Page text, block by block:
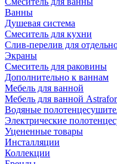
Ванны
Душевая система
Смеситель для кухни
Слив-перелив для
Экраны
Смеситель для раковины
Дополнительно к ваннам
Мебель для ванной
Мебель для ванной
Водяные
Электрические
Уцененные товары
Инсталляции
Коллекции